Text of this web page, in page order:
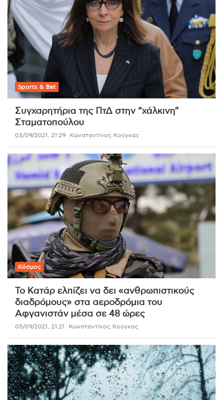
Sports & Bet
Συγχαρητήρια της ΠτΔ στην “χάλκινη”
Σταματοπούλου
03/09/2021, 21:29 Κωνσταντίνος Κούγκας
Κόσμος
Το Κατάρ ελπίζει να δει «ανθρωπιστικούς
διαδρόμους» στα αεροδρόμια του
Αφγανιστάν μέσα σε 48 ώρες
03/09/2021, 21:21 Κωνσταντίνος Κούγκας